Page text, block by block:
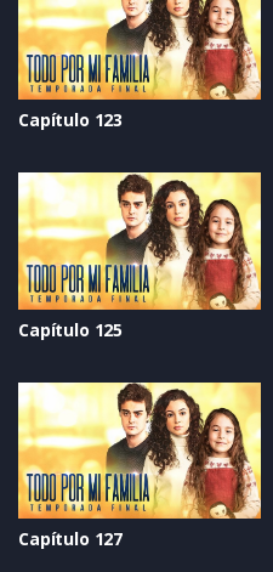
Capítulo 123
Capítulo 125
Capítulo 127